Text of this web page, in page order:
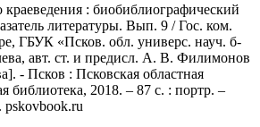
краеведения : биобиблиографический
литературы. Вып. 9 / Гос. ком.
ГБУК «Псков. обл. универс. науч. б-
авт. ст. и предисл. А. В. Филимонов
- Псков : Псковская областная
библиотека, 2018. – 87 с. : портр. –